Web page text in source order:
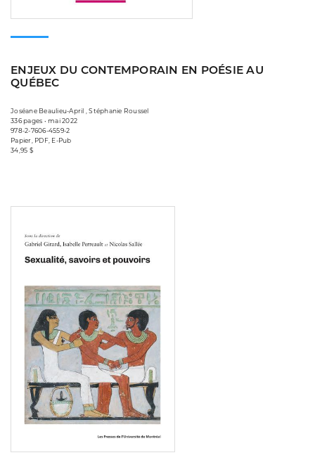
ENJEUX DU CONTEMPORAIN EN POÉSIE AU
QUÉBEC
Joséane Beaulieu-April , Stéphanie Roussel
336 pages • mai 2022
978-2-7606-4559-2
Papier, PDF, E-Pub
34,95 $